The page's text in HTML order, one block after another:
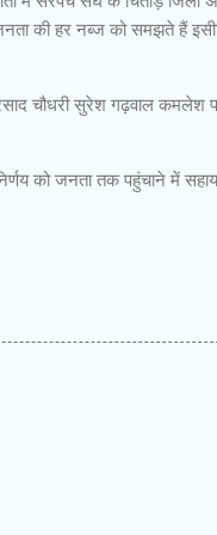
की हर नब्ज को समझते हैं
चौधरी सुरेश गढ़वाल कमलेश
को जनता तक पहुंचाने में